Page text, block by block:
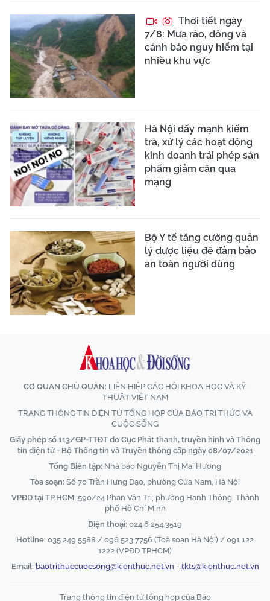
Thời tiết ngày
7/8: Mưa rào, dông và
cảnh báo nguy hiểm tại
nhiều khu vực
Hà Nội đẩy mạnh kiểm
tra, xử lý các hoạt động
kinh doanh trái phép sản
phẩm giảm cân qua
mạng
Bộ Y tế tăng cường quản
lý dược liệu để đảm bảo
an toàn người dùng
CƠ QUAN CHỦ QUẢN: LIÊN HIỆP CÁC HỘI KHOA HỌC VÀ KỸ
THUẬT VIỆT NAM
TRANG THÔNG TIN ĐIỆN TỬ TỔNG HỢP CỦA BÁO TRI THỨC VÀ
CUỘC SỐNG
Giấy phép số 113/GP-TTĐT do Cục Phát thanh, truyền hình và Thông
tin điện tử - Bộ Thông tin và Truyền thông cấp ngày 08/07/2021
Tổng Biên tập: Nhà báo Nguyễn Thị Mai Hương
Tòa soạn: Số 70 Trần Hưng Đạo, phường Cửa Nam, Hà Nội
VPĐD tại TP.HCM: 590/24 Phan Văn Trị, phường Hạnh Thông, Thành
phố Hồ Chí Minh
Điện thoại: 024 6 254 3519
Hotline: 035 249 5588 / 096 523 7756 (Toà soạn Hà Nội) / 091 122
1222 (VPĐD TPHCM)
Email: baotrithuccuocsong@kienthuc.net.vn - tkts@kienthuc.net.vn
Trang thông tin điện tử tổng hợp của Báo